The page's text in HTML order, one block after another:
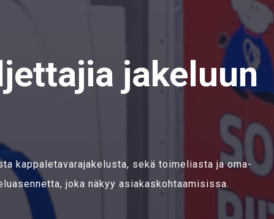
jakeluun
kappaletavarajakelusta, sekä toimeliasta ja oma-
joka näkyy asiakaskohtaamisissa.